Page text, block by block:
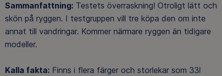
Sammanfattning: Testets överraskning! Otroligt lätt och
skön på ryggen. I testgruppen vill tre köpa den om inte
annat till vandringar. Kommer närmare ryggen än tidigare
modeller.
Kalla fakta: Finns i flera färger och storlekar som 33l